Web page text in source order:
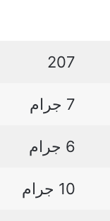
207
7 جرام
6 جرام
10 جرام